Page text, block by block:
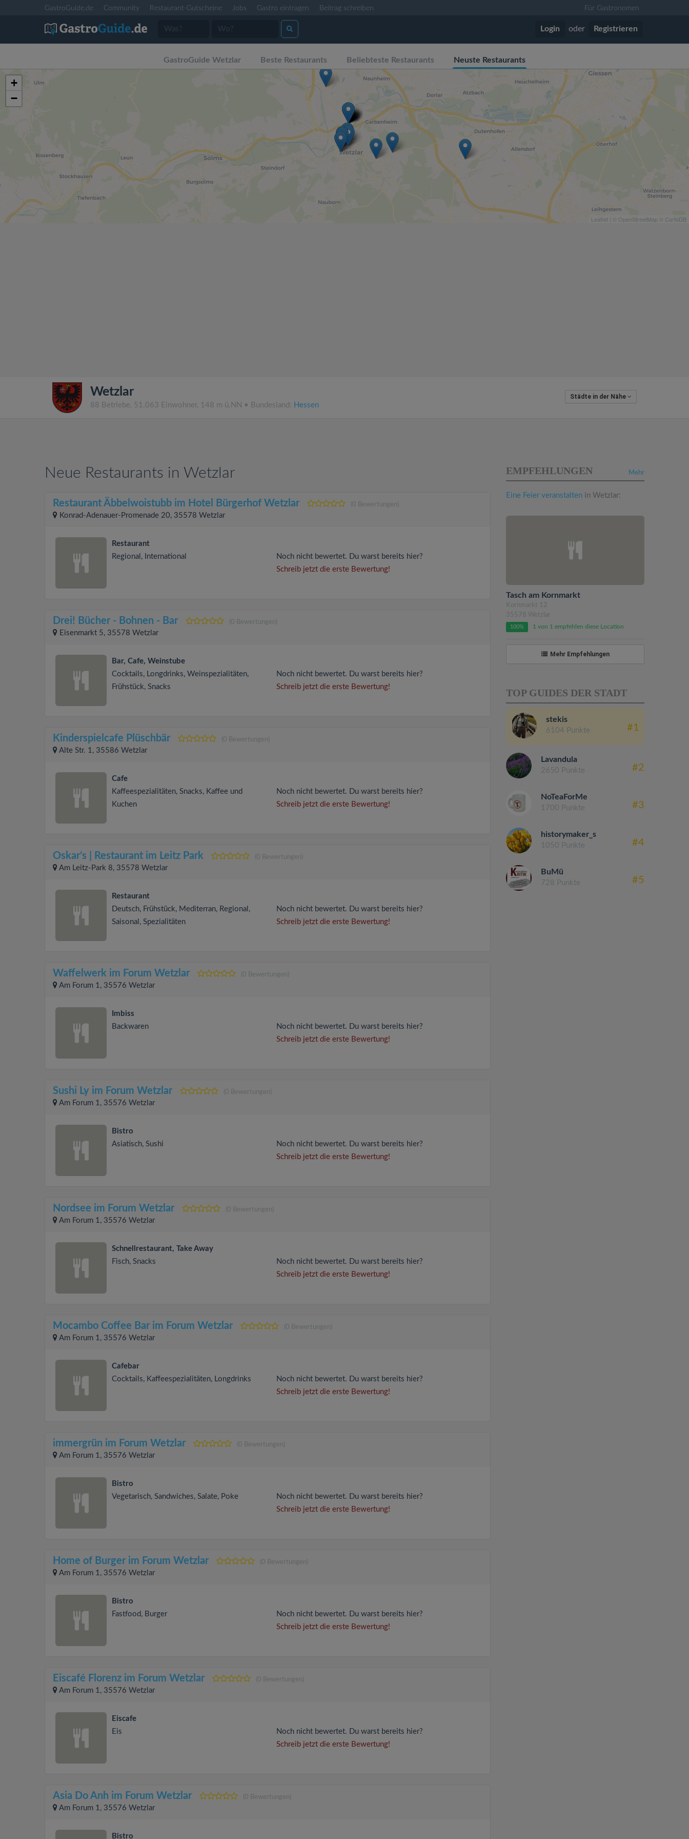
GastroGuide.de Community Restaurant-Gutscheine Jobs Gastro eintragen Beitrag schreiben Für Gastronomen
Login oder Registrieren
GastroGuide Wetzlar Beste Restaurants Beliebteste Restaurants Neuste Restaurants
+
−
Leaflet | © OpenStreetMap © CartoDB
Wetzlar
88 Betriebe, 51.063 Einwohner, 148 m ü.NN • Bundesland: Hessen
Städte in der Nähe
Neue Restaurants in Wetzlar
Restaurant Äbbelwoistubb im Hotel Bürgerhof Wetzlar (0 Bewertungen)
Konrad-Adenauer-Promenade 20, 35578 Wetzlar
Restaurant
Regional, International
Noch nicht bewertet. Du warst bereits hier?
Schreib jetzt die erste Bewertung!
Drei! Bücher - Bohnen - Bar (0 Bewertungen)
Eisenmarkt 5, 35578 Wetzlar
Bar, Cafe, Weinstube
Cocktails, Longdrinks, Weinspezialitäten,
Frühstück, Snacks
Noch nicht bewertet. Du warst bereits hier?
Schreib jetzt die erste Bewertung!
Kinderspielcafe Plüschbär (0 Bewertungen)
Alte Str. 1, 35586 Wetzlar
Cafe
Kaffeespezialitäten, Snacks, Kaffee und
Kuchen
Noch nicht bewertet. Du warst bereits hier?
Schreib jetzt die erste Bewertung!
Oskar‘s | Restaurant im Leitz Park (0 Bewertungen)
Am Leitz-Park 8, 35578 Wetzlar
Restaurant
Deutsch, Frühstück, Mediterran, Regional,
Saisonal, Spezialitäten
Noch nicht bewertet. Du warst bereits hier?
Schreib jetzt die erste Bewertung!
Waffelwerk im Forum Wetzlar (0 Bewertungen)
Am Forum 1, 35576 Wetzlar
Imbiss
Backwaren
Noch nicht bewertet. Du warst bereits hier?
Schreib jetzt die erste Bewertung!
Sushi Ly im Forum Wetzlar (0 Bewertungen)
Am Forum 1, 35576 Wetzlar
Bistro
Asiatisch, Sushi
Noch nicht bewertet. Du warst bereits hier?
Schreib jetzt die erste Bewertung!
Nordsee im Forum Wetzlar (0 Bewertungen)
Am Forum 1, 35576 Wetzlar
Schnellrestaurant, Take Away
Fisch, Snacks
Noch nicht bewertet. Du warst bereits hier?
Schreib jetzt die erste Bewertung!
Mocambo Coffee Bar im Forum Wetzlar (0 Bewertungen)
Am Forum 1, 35576 Wetzlar
Cafebar
Cocktails, Kaffeespezialitäten, Longdrinks
Noch nicht bewertet. Du warst bereits hier?
Schreib jetzt die erste Bewertung!
immergrün im Forum Wetzlar (0 Bewertungen)
Am Forum 1, 35576 Wetzlar
Bistro
Vegetarisch, Sandwiches, Salate, Poke
Noch nicht bewertet. Du warst bereits hier?
Schreib jetzt die erste Bewertung!
Home of Burger im Forum Wetzlar (0 Bewertungen)
Am Forum 1, 35576 Wetzlar
Bistro
Fastfood, Burger
Noch nicht bewertet. Du warst bereits hier?
Schreib jetzt die erste Bewertung!
Eiscafé Florenz im Forum Wetzlar (0 Bewertungen)
Am Forum 1, 35576 Wetzlar
Eiscafe
Eis
Noch nicht bewertet. Du warst bereits hier?
Schreib jetzt die erste Bewertung!
Asia Do Anh im Forum Wetzlar (0 Bewertungen)
Am Forum 1, 35576 Wetzlar
Bistro
Mehr
EMPFEHLUNGEN
Eine Feier veranstalten in Wetzlar:
Tasch am Kornmarkt
Kornmarkt 12
35578 Wetzlar
100% 1 von 1 empfehlen diese Location
Mehr Empfehlungen
TOP GUIDES DER STADT
stekis
6104 Punkte #1
Lavandula
2650 Punkte #2
NoTeaForMe
1700 Punkte #3
historymaker_s
1050 Punkte #4
BuMü
728 Punkte #5